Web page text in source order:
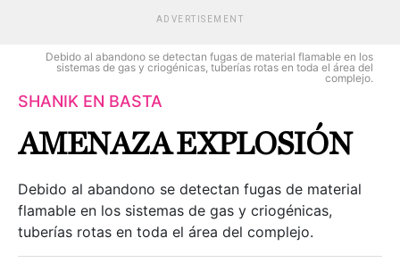
ADVERTISEMENT
Debido al abandono se detectan fugas de material flamable en los
sistemas de gas y criogénicas, tuberías rotas en toda el área del
complejo.
SHANIK EN BASTA
AMENAZA EXPLOSIÓN
Debido al abandono se detectan fugas de material
flamable en los sistemas de gas y criogénicas,
tuberías rotas en toda el área del complejo.